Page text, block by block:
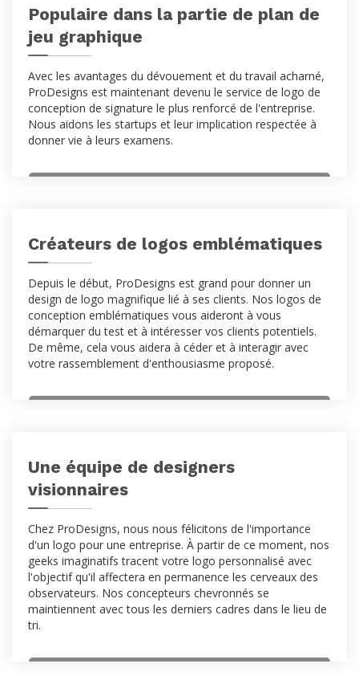
Populaire dans la partie de plan de
jeu graphique
Avec les avantages du dévouement et du travail acharné,
ProDesigns est maintenant devenu le service de logo de
conception de signature le plus renforcé de l'entreprise.
Nous aidons les startups et leur implication respectée à
donner vie à leurs examens.
Créateurs de logos emblématiques
Depuis le début, ProDesigns est grand pour donner un
design de logo magnifique lié à ses clients. Nos logos de
conception emblématiques vous aideront à vous
démarquer du test et à intéresser vos clients potentiels.
De même, cela vous aidera à céder et à interagir avec
votre rassemblement d'enthousiasme proposé.
Une équipe de designers
visionnaires
Chez ProDesigns, nous nous félicitons de l'importance
d'un logo pour une entreprise. À partir de ce moment, nos
geeks imaginatifs tracent votre logo personnalisé avec
l'objectif qu'il affectera en permanence les cerveaux des
observateurs. Nos concepteurs chevronnés se
maintiennent avec tous les derniers cadres dans le lieu de
tri.